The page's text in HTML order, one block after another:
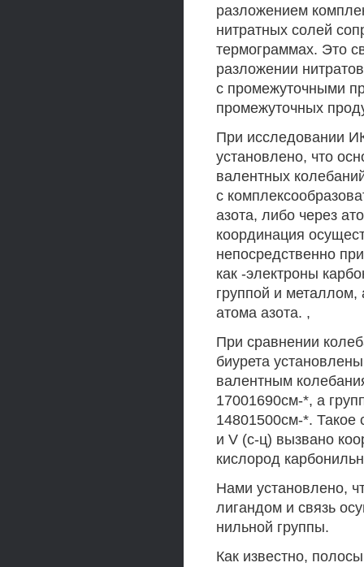
разложением
нитратных солей
термограммах. Это
разложении
с промежуточными
промежуточных
При исследовании
установлено, что
валентных
с
азота, либо через
координация
непосредственно
как -электроны
группой и
атома азота. ,
При сравнении
биурета
валентным
17001690см-*, а
14801500см-*.
и V (с-ц) вызвано
кислород
Нами установлено,
лигандом и связь
нильной группы.
Как известно,